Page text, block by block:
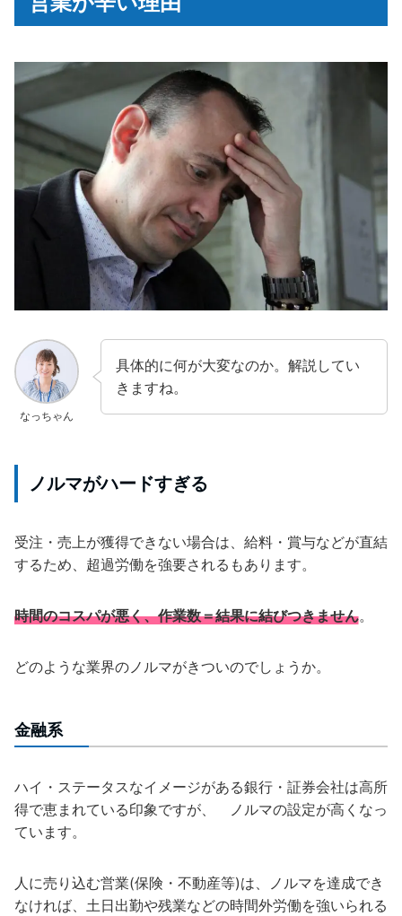
なっちゃん
具体的に何が大変なのか。解説してい
きますね。
ノルマがハードすぎる
受注・売上が獲得できない場合は、給料・賞与などが直結
するため、超過労働を強要されるもあります。
時間のコスパが悪く、作業数＝結果に結びつきません。
どのような業界のノルマがきついのでしょうか。
金融系
ハイ・ステータスなイメージがある銀行・証券会社は高所
得で恵まれている印象ですが、 ノルマの設定が高くなっ
ています。
人に売り込む営業(保険・不動産等)は、ノルマを達成でき
なければ、土日出勤や残業などの時間外労働を強いられる